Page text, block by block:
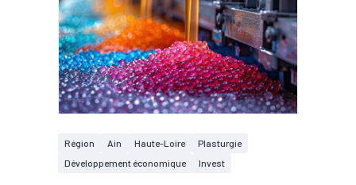
Région Ain Haute-Loire
Plasturgie
Développement économique
Invest